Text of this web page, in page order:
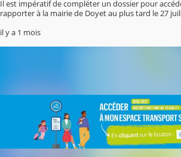
Il est impératif de compléter un dossier pour
rapporter à la mairie de Doyet au plus tard le 27
il y a 1 mois